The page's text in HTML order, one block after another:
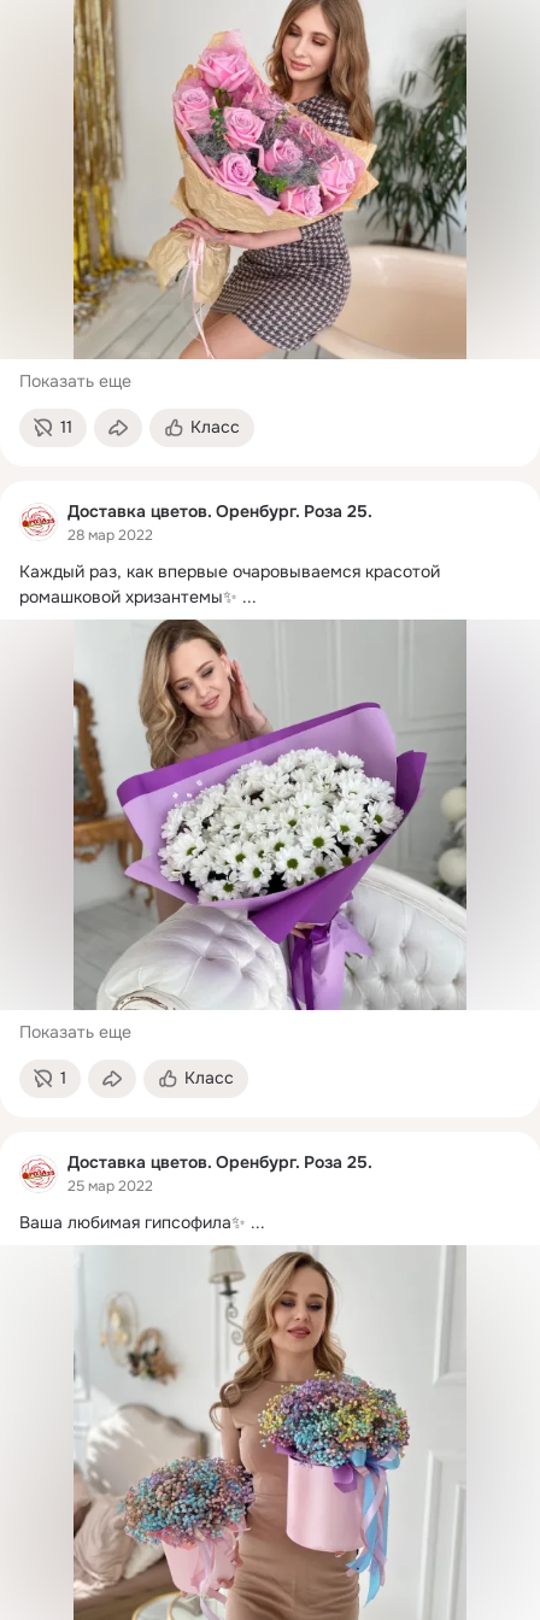
Показать еще
11 Класс
Доставка цветов. Оренбург. Роза 25.
28 мар 2022
Каждый раз, как впервые очаровываемся красотой
ромашковой хризантемы✨ ...
Показать еще
1 Класс
Доставка цветов. Оренбург. Роза 25.
25 мар 2022
Ваша любимая гипсофила✨ ...